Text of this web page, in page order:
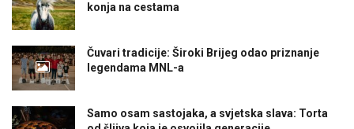
konja na cestama
Čuvari tradicije: Široki Brijeg odao priznanje
legendama MNL-a
Samo osam sastojaka, a svjetska slava: Torta